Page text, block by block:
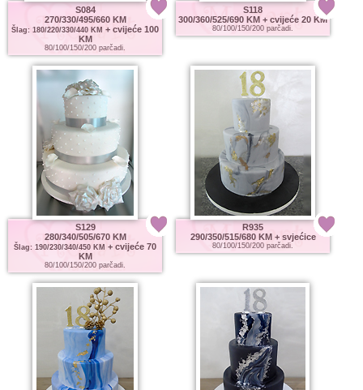
S084
270/330/495/660 KM
Šlag: 180/220/330/440 KM + cvijeće 100
KM
80/100/150/200 parčadi.
S118
300/360/525/690 KM + cvijeće 20 KM
80/100/150/200 parčadi.
S129
280/340/505/670 KM
Šlag: 190/230/340/450 KM + cvijeće 70
KM
80/100/150/200 parčadi.
R935
290/350/515/680 KM+ svjećice
80/100/150/200 parčadi.